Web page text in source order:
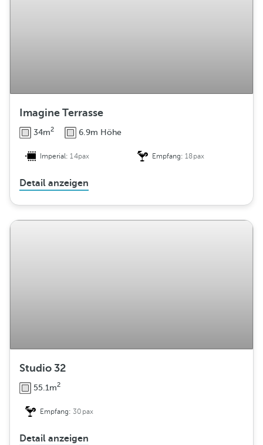
Imagine Terrasse
34m2 6.9m Höhe
Imperial:14pax Empfang:18pax
Detail anzeigen
Studio 32
55.1m2
Empfang:30pax
Detail anzeigen